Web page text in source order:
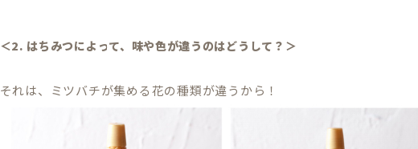
＜2. はちみつによって、味や色が違うのはどうして？＞
それは、ミツバチが集める花の種類が違うから！